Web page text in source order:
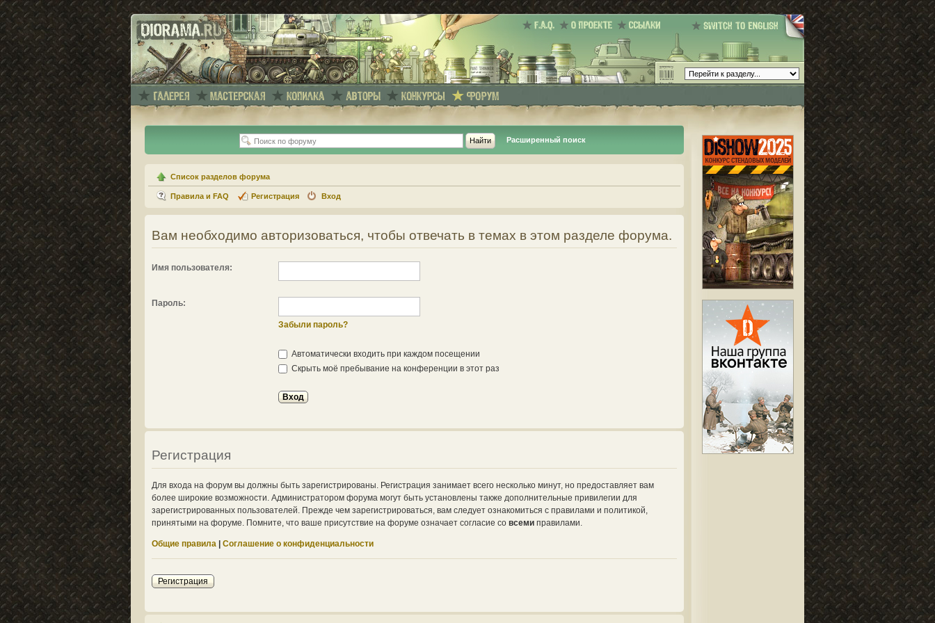
Расширенный поиск
Список разделов форума
Правила и FAQ Регистрация Вход
Вам необходимо авторизоваться, чтобы отвечать в темах в этом разделе форума.
Имя пользователя:
Пароль:
Забыли пароль?
Автоматически входить при каждом посещении
Скрыть моё пребывание на конференции в этот раз
Регистрация
Для входа на форум вы должны быть зарегистрированы. Регистрация занимает всего несколько минут, но предоставляет вам
более широкие возможности. Администратором форума могут быть установлены также дополнительные привилегии для
зарегистрированных пользователей. Прежде чем зарегистрироваться, вам следует ознакомиться с правилами и политикой,
принятыми на форуме. Помните, что ваше присутствие на форуме означает согласие со всеми правилами.
Общие правила | Соглашение о конфиденциальности
Регистрация